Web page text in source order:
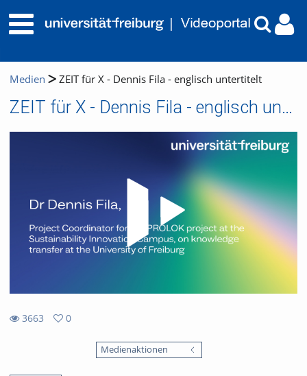
Medien ZEIT für X - Dennis Fila - englisch untertitelt
ZEIT für X - Dennis Fila - englisch untertitelt
3663
0
Medienaktionen